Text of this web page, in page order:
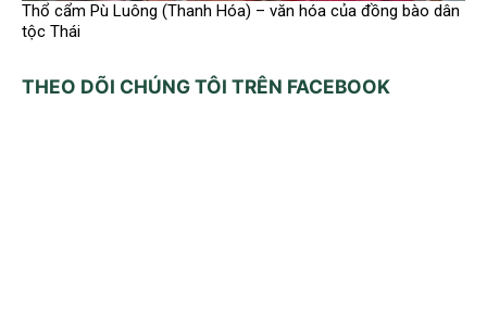
Thổ cẩm Pù Luông (Thanh Hóa) – văn hóa của đồng bào dân
tộc Thái
THEO DÕI CHÚNG TÔI TRÊN FACEBOOK